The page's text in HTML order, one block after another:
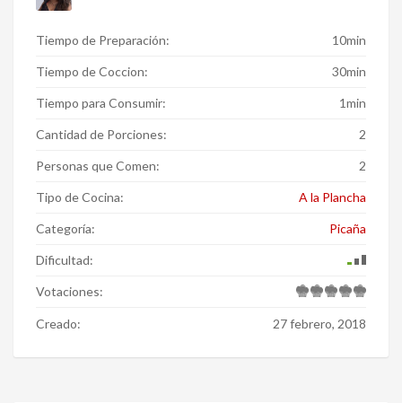
Tiempo de Preparación: 10min
Tiempo de Coccion: 30min
Tiempo para Consumir: 1min
Cantidad de Porciones: 2
Personas que Comen: 2
Tipo de Cocina: A la Plancha
Categoría: Picaña
Dificultad:
Votaciones:
Creado: 27 febrero, 2018